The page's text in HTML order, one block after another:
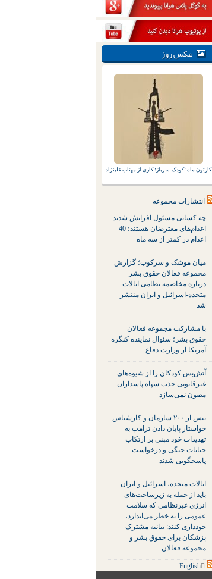
عکس روز
کارتون ماه: کودک-سرباز؛ کاری از مهتاب علینژاد
انتشارات مجموعه
چه کسانی مسئول افزایش شدید
اعدام‌های معترضان هستند؛ 40
اعدام در کمتر از سه ماه
میان موشک و سرکوب؛ گزارش
مجموعه فعالان حقوق بشر
درباره مخاصمه نظامی ایالات
متحده-اسرائیل و ایران منتشر
شد
با مشارکت مجموعه فعالان
حقوق بشر؛ سئوال نماینده کنگره
آمریکا از وزارت دفاع
آتش‌بس کودکان را از شیوه‌های
غیرقانونی جذب سپاه پاسداران
مصون نمی‌سازد
بیش از ۲۰۰ سازمان و کارشناس
خواستار پایان دادن ترامپ به
تهدیدات خود مبنی بر ارتکاب
جنایات جنگی و درخواست
پاسخگویی شدند
ایالات متحده، اسرائیل و ایران
باید از حمله به زیرساخت‌های
انرژی غیرنظامی که سلامت
عمومی را به خطر می‌اندازد،
خودداری کنند: بیانیه مشترک
پزشکان برای حقوق بشر و
مجموعه فعالان